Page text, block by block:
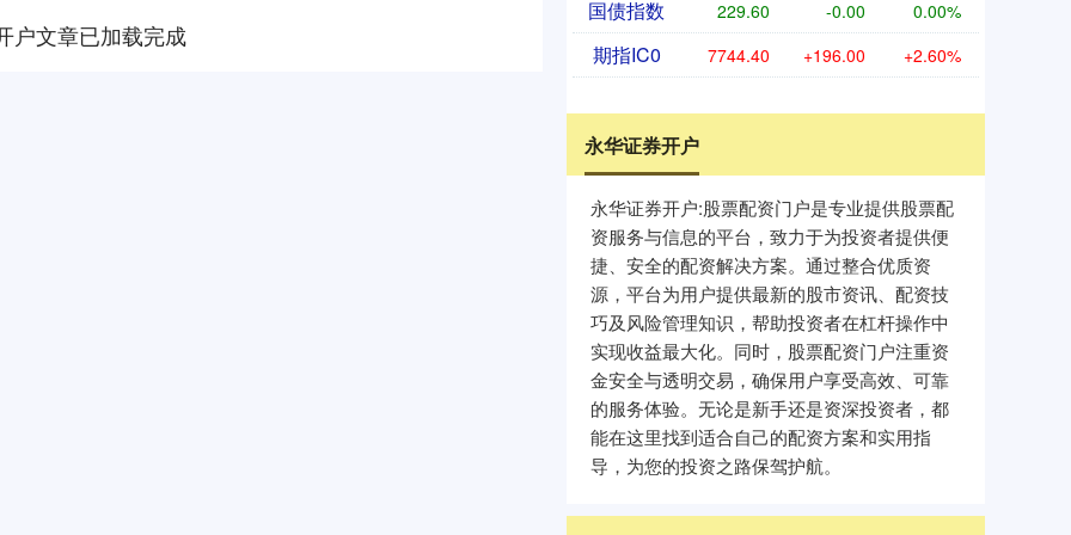
户文章已加载完成
国债指数 229.60 -0.00 0.00%
期指IC0 7744.40 +196.00 +2.60%
永华证券开户
永华证券开户:股票配资门户是专业提供股票配
资服务与信息的平台，致力于为投资者提供便
捷、安全的配资解决方案。通过整合优质资
源，平台为用户提供最新的股市资讯、配资技
巧及风险管理知识，帮助投资者在杠杆操作中
实现收益最大化。同时，股票配资门户注重资
金安全与透明交易，确保用户享受高效、可靠
的服务体验。无论是新手还是资深投资者，都
能在这里找到适合自己的配资方案和实用指
导，为您的投资之路保驾护航。